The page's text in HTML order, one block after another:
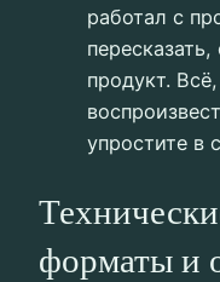
работал с
продукт.
упростите в
форматы и